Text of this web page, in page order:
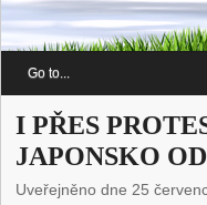
I PŘES
JAPONSKO
Uveřejněno dne 25